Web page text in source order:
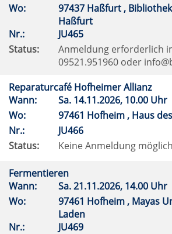
Wo:
97437 Haßfurt ,
Haßfurt
Nr.:
JU465
Status:
Anmeldung erforderlich
09521.951960 oder
Reparaturcafé Hofheimer Allianz
Wann:
Sa. 14.11.2026, 10.00 Uhr
Wo:
97461 Hofheim , Haus
Nr.:
JU466
Status:
Keine Anmeldung möglich
Fermentieren
Wann:
Sa.21.11.2026, 14.00 Uhr
Wo:
97461 Hofheim , Mayas
Laden
Nr.:
JU469